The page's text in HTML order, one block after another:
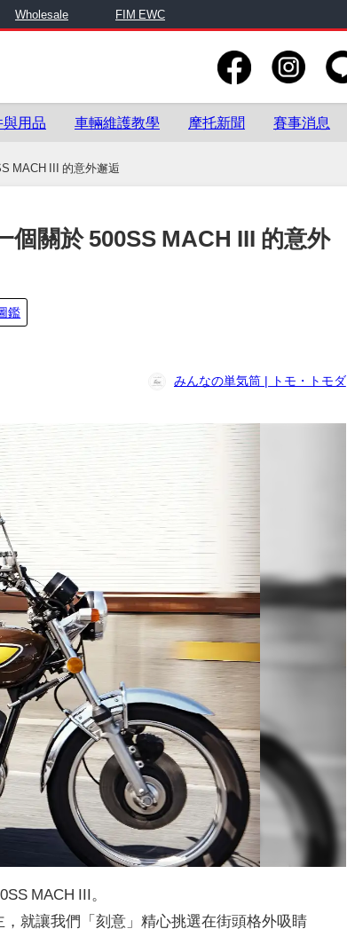
Wholesale FIM EWC
與用品 車輛維護教學 摩托新聞 賽事消息
MACH III 的意外邂逅
關於 500SS MACH III 的意外
鑑
みんなの単気筒 | トモ・トモダ
MACH III。
，就讓我們「刻意」精心挑選在街頭格外吸睛